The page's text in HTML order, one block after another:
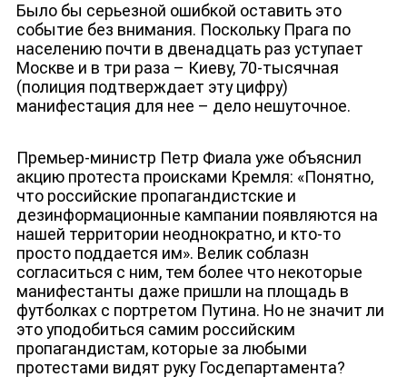
Было бы серьезной ошибкой оставить это
событие без внимания. Поскольку Прага по
населению почти в двенадцать раз уступает
Москве и в три раза – Киеву, 70-тысячная
(полиция подтверждает эту цифру)
манифестация для нее – дело нешуточное.
Премьер-министр Петр Фиала уже объяснил
акцию протеста происками Кремля: «Понятно,
что российские пропагандистские и
дезинформационные кампании появляются на
нашей территории неоднократно, и кто-то
просто поддается им». Велик соблазн
согласиться с ним, тем более что некоторые
манифестанты даже пришли на площадь в
футболках с портретом Путина. Но не значит ли
это уподобиться самим российским
пропагандистам, которые за любыми
протестами видят руку Госдепартамента?